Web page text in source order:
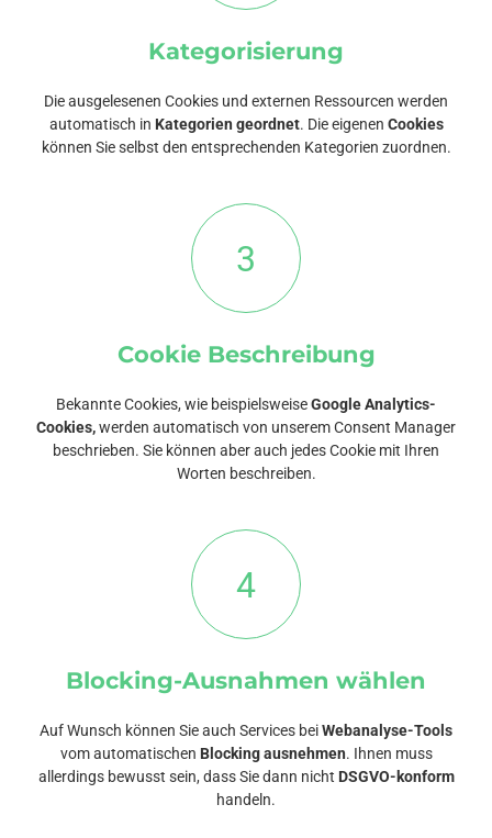
Kategorisierung
Die ausgelesenen Cookies und externen Ressourcen werden
automatisch in Kategorien geordnet. Die eigenen Cookies
können Sie selbst den entsprechenden Kategorien zuordnen.
3
Cookie Beschreibung
Bekannte Cookies, wie beispielsweiseGoogle Analytics-
Cookies,werden automatisch von unserem Consent Manager
beschrieben. Sie können aber auch jedes Cookie mit Ihren
Worten beschreiben.
4
Blocking-Ausnahmen wählen
Auf Wunsch können Sie auch Services beiWebanalyse-Tools
vom automatischen Blocking ausnehmen. Ihnen muss
allerdings bewusst sein, dass Sie dann nicht DSGVO-konform
handeln.